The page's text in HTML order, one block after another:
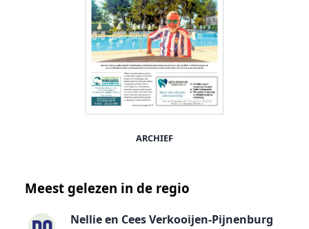
ARCHIEF
Meest gelezen in de regio
Nellie en Cees Verkooijen-Pijnenburg